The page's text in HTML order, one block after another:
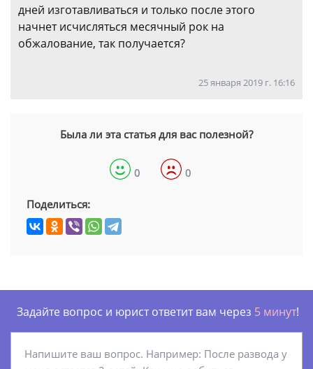
дней изготавливаться и только после этого
начнет исчисляться месячный рок на
обжалование, так получается?
25 января 2019 г. 16:16
Была ли эта статья для вас полезной?
0 0
Поделиться:
Задайте вопрос и юрист ответит вам через 5 минут!